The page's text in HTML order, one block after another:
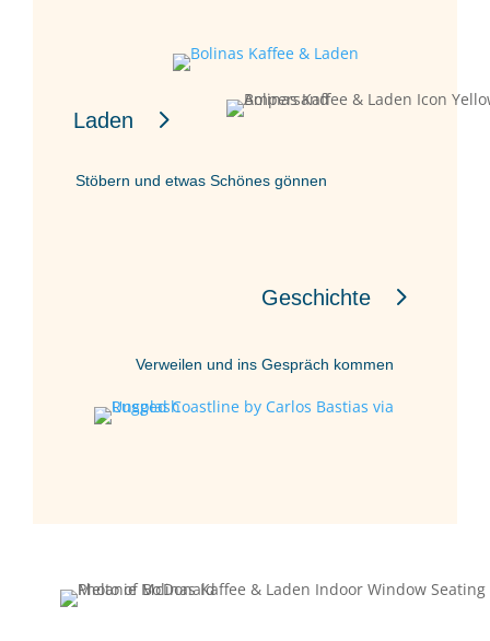
Laden
Stöbern und etwas Schönes gönnen
Geschichte
Verweilen und ins Gespräch kommen